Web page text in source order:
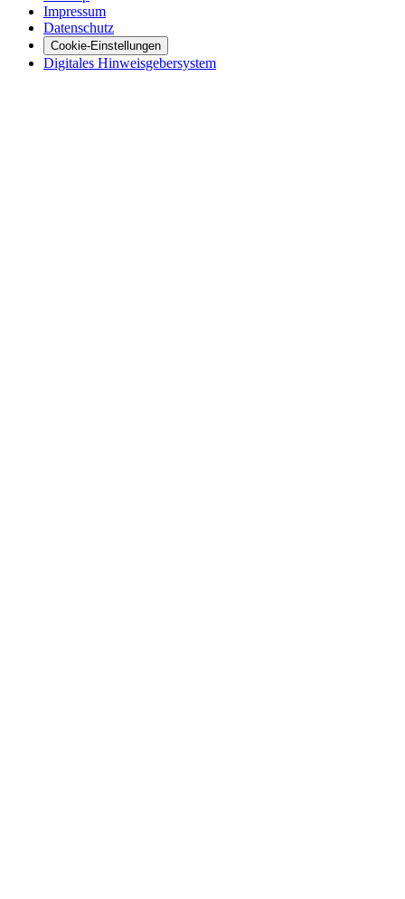
Impressum
Datenschutz
Cookie-Einstellungen
Digitales Hinweisgebersystem